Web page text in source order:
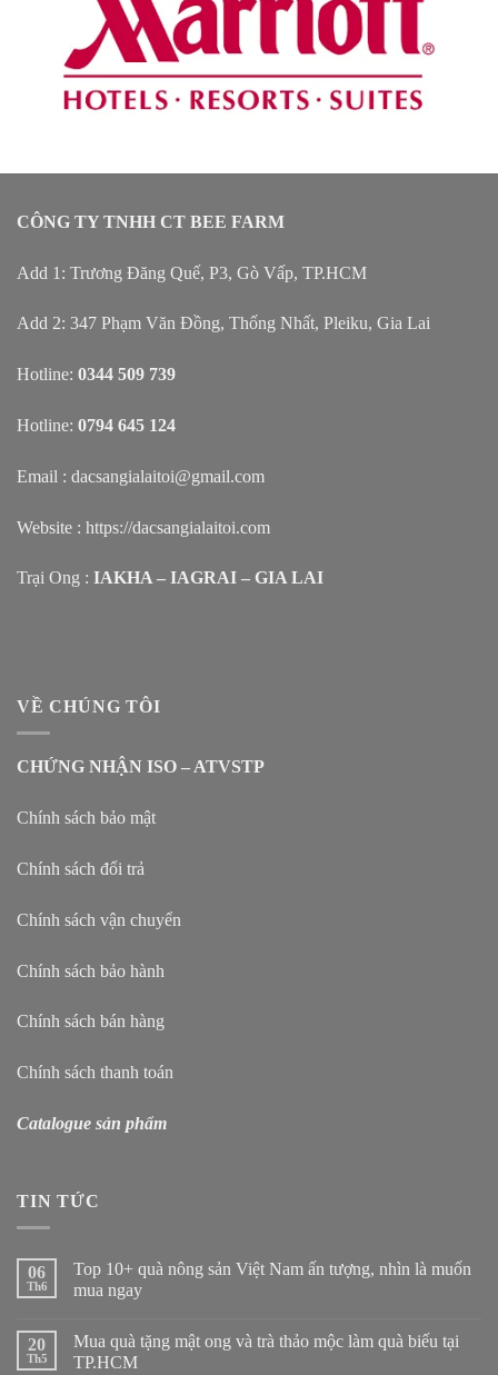
CÔNG TY TNHH CT BEE FARM
Add 1: Trương Đăng Quế, P3, Gò Vấp, TP.HCM
Add 2: 347 Phạm Văn Đồng, Thống Nhất, Pleiku, Gia Lai
Hotline: 0344 509 739
Hotline: 0794 645 124
Email : dacsangialaitoi@gmail.com
Website : https://dacsangialaitoi.com
Trại Ong : IAKHA – IAGRAI – GIA LAI
VỀ CHÚNG TÔI
CHỨNG NHẬN ISO – ATVSTP
Chính sách bảo mật
Chính sách đổi trả
Chính sách vận chuyển
Chính sách bảo hành
Chính sách bán hàng
Chính sách thanh toán
Catalogue sản phẩm
TIN TỨC
06
Th6
Top 10+ quà nông sản Việt Nam ấn tượng, nhìn là muốn
mua ngay
20
Th5
Mua quà tặng mật ong và trà thảo mộc làm quà biếu tại
TP.HCM